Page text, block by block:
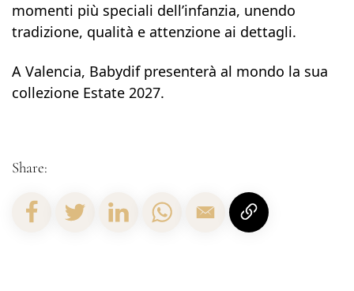
momenti più speciali dell’infanzia, unendo
tradizione, qualità e attenzione ai dettagli.
A Valencia, Babydif presenterà al mondo la sua
collezione Estate 2027.
Share: